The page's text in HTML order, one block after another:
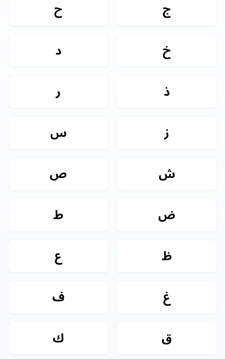
ج ح
خ د
ذ ر
ز س
ش ص
ض ط
ظ ع
غ ف
ق ك